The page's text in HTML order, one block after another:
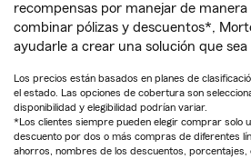
recompensas por manejar de
combinar pólizas y descuentos*,
ayudarle a crear una solución que
Los precios están basados en planes de
el estado. Las opciones de cobertura son
disponibilidad y elegibilidad podrían variar.
*Los clientes siempre pueden elegir comprar solo
descuento por dos o más compras de diferentes
ahorros, nombres de los descuentos, porcentajes,